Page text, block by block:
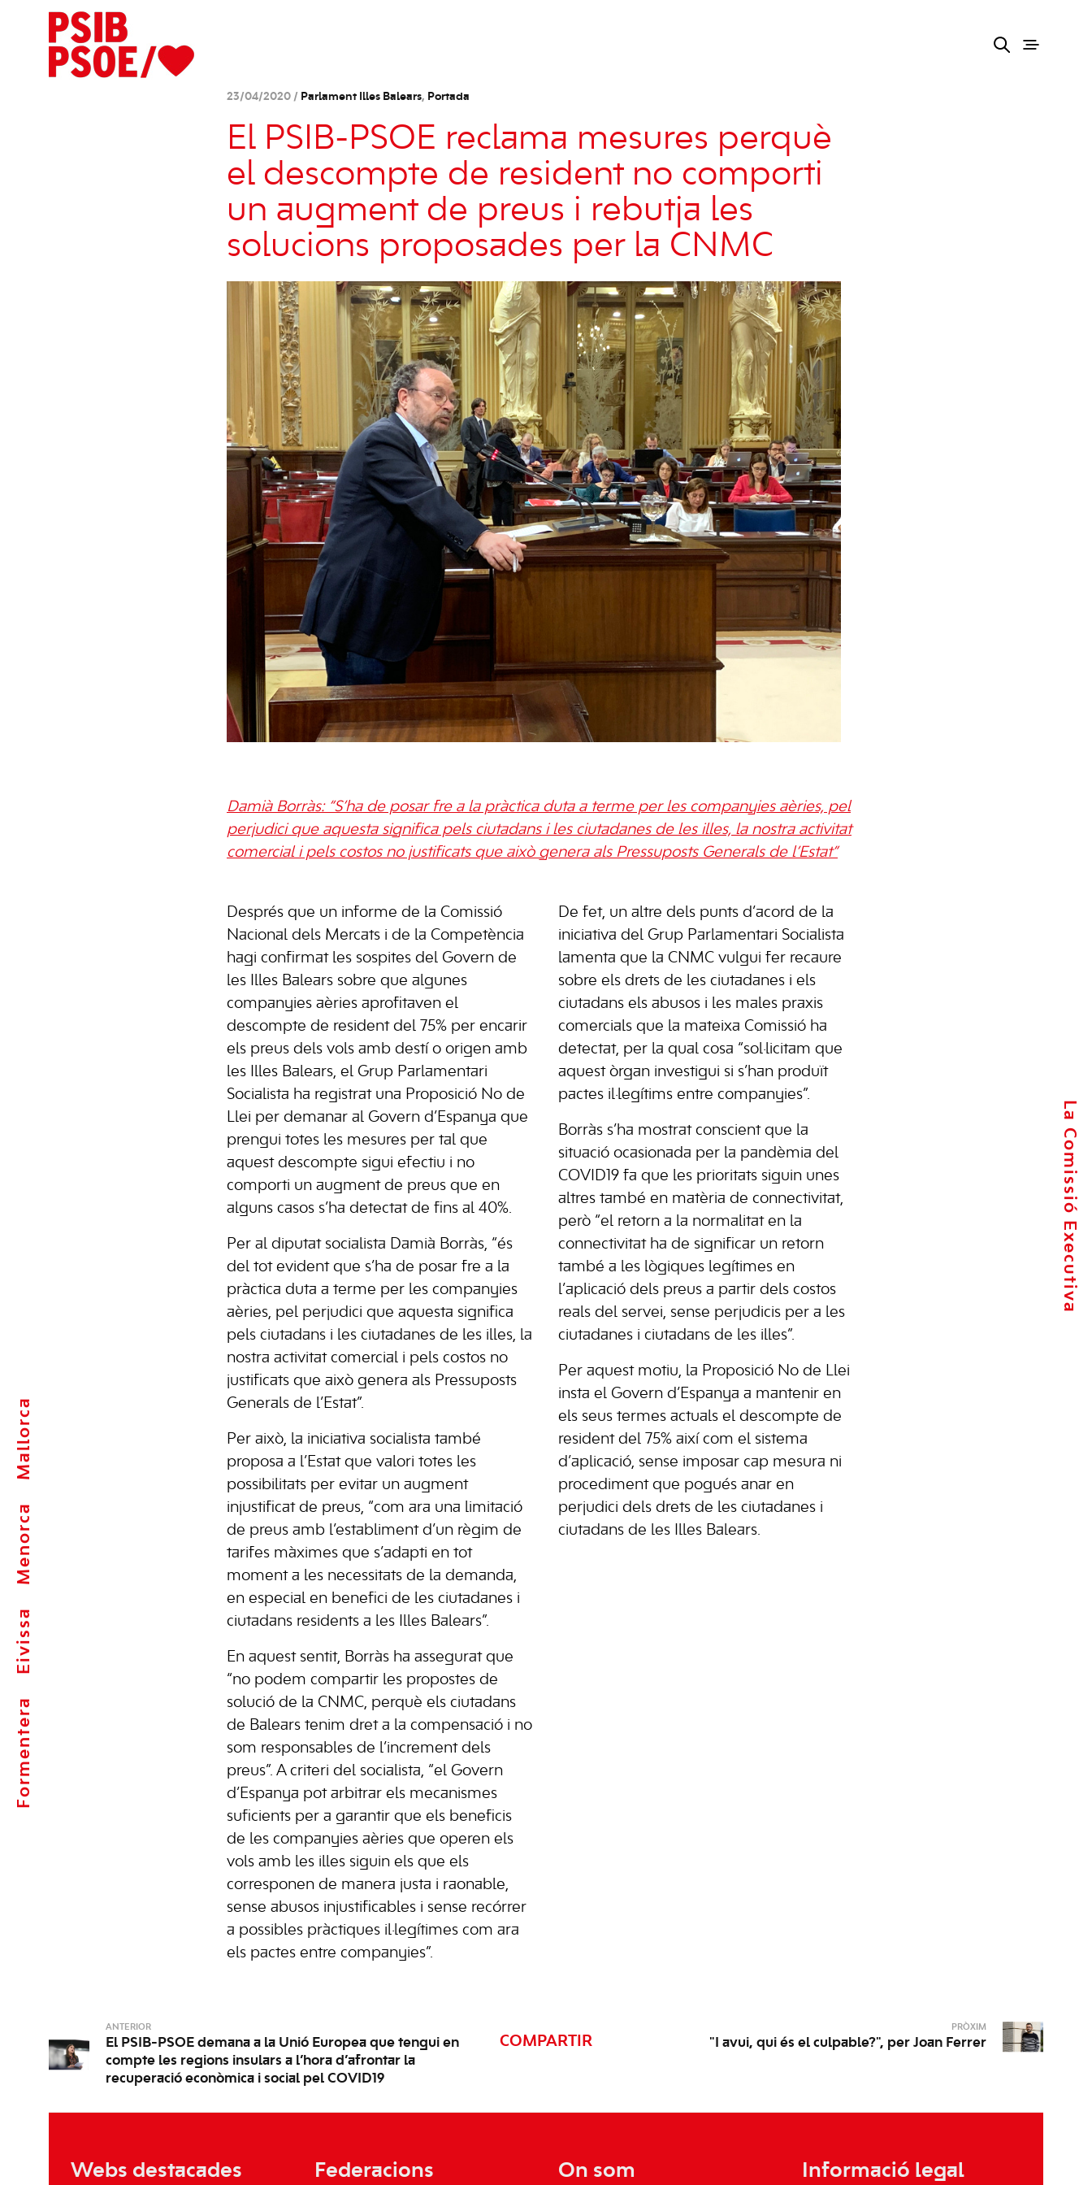
Formentera
Eivissa
Menorca
Mallorca
La Comissió Executiva
23/04/2020 / Parlament Illes Balears, Portada
El PSIB-PSOE reclama mesures perquè
el descompte de resident no comporti
un augment de preus i rebutja les
solucions proposades per la CNMC
Damià Borràs: “S’ha de posar fre a la pràctica duta a terme per les companyies aèries, pel
perjudici que aquesta significa pels ciutadans i les ciutadanes de les illes, la nostra activitat
comercial i pels costos no justificats que això genera als Pressuposts Generals de l’Estat”
Després que un informe de la Comissió
Nacional dels Mercats i de la Competència
hagi confirmat les sospites del Govern de
les Illes Balears sobre que algunes
companyies aèries aprofitaven el
descompte de resident del 75% per encarir
els preus dels vols amb destí o origen amb
les Illes Balears, el Grup Parlamentari
Socialista ha registrat una Proposició No de
Llei per demanar al Govern d’Espanya que
prengui totes les mesures per tal que
aquest descompte sigui efectiu i no
comporti un augment de preus que en
alguns casos s’ha detectat de fins al 40%.
Per al diputat socialista Damià Borràs, “és
del tot evident que s’ha de posar fre a la
pràctica duta a terme per les companyies
aèries, pel perjudici que aquesta significa
pels ciutadans i les ciutadanes de les illes, la
nostra activitat comercial i pels costos no
justificats que això genera als Pressuposts
Generals de l’Estat”.
Per això, la iniciativa socialista també
proposa a l’Estat que valori totes les
possibilitats per evitar un augment
injustificat de preus, “com ara una limitació
de preus amb l’establiment d’un règim de
tarifes màximes que s’adapti en tot
moment a les necessitats de la demanda,
en especial en benefici de les ciutadanes i
ciutadans residents a les Illes Balears”.
En aquest sentit, Borràs ha assegurat que
“no podem compartir les propostes de
solució de la CNMC, perquè els ciutadans
de Balears tenim dret a la compensació i no
som responsables de l’increment dels
preus”. A criteri del socialista, “el Govern
d’Espanya pot arbitrar els mecanismes
suficients per a garantir que els beneficis
de les companyies aèries que operen els
vols amb les illes siguin els que els
corresponen de manera justa i raonable,
sense abusos injustificables i sense recórrer
a possibles pràctiques il·legítimes com ara
els pactes entre companyies”.
De fet, un altre dels punts d’acord de la
iniciativa del Grup Parlamentari Socialista
lamenta que la CNMC vulgui fer recaure
sobre els drets de les ciutadanes i els
ciutadans els abusos i les males praxis
comercials que la mateixa Comissió ha
detectat, per la qual cosa “sol·licitam que
aquest òrgan investigui si s’han produït
pactes il·legítims entre companyies”.
Borràs s’ha mostrat conscient que la
situació ocasionada per la pandèmia del
COVID19 fa que les prioritats siguin unes
altres també en matèria de connectivitat,
però “el retorn a la normalitat en la
connectivitat ha de significar un retorn
també a les lògiques legítimes en
l’aplicació dels preus a partir dels costos
reals del servei, sense perjudicis per a les
ciutadanes i ciutadans de les illes”.
Per aquest motiu, la Proposició No de Llei
insta el Govern d’Espanya a mantenir en
els seus termes actuals el descompte de
resident del 75% així com el sistema
d’aplicació, sense imposar cap mesura ni
procediment que pogués anar en
perjudici dels drets de les ciutadanes i
ciutadans de les Illes Balears.
ANTERIOR
El PSIB-PSOE demana a la Unió Europea que tengui en
compte les regions insulars a l’hora d’afrontar la
recuperació econòmica i social pel COVID19
COMPARTIR
PRÒXIM
"I avui, qui és el culpable?", per Joan Ferrer
Webs destacades Federacions On som Informació legal